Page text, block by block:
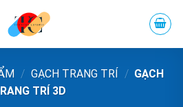
/ GẠCH TRANG TRÍ / GẠCH
TRÍ 3D